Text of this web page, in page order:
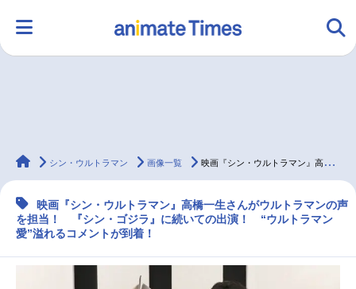
ラジオ みんなの声 グッズ 映画
マンガ・ラノベ ゲーム・アプリ 音楽 コスプレ
配信・Vtuber トレンド
animateTimes
シン・ウルトラマン 画像一覧 映画『シン・ウルトラマン』高橋一生がウルトラマンの声を担当
映画『シン・ウルトラマン』高橋一生さんがウルトラマンの声
を担当！ 『シン・ゴジラ』に続いての出演！ “ウルトラマン
愛”溢れるコメントが到着！